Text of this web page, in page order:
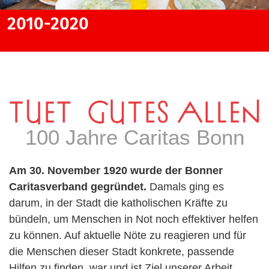
2010-2020
1950-1960
1970-1980
2000-2010
1950-1960
1970-1980
2000-2010
100 Jahre Caritas Bonn
Am 30. November 1920 wurde der Bonner
Caritasverband gegründet. Damals ging es
darum, in der Stadt die katholischen Kräfte zu
bündeln, um Menschen in Not noch effektiver helfen
zu können. Auf aktuelle Nöte zu reagieren und für
die Menschen dieser Stadt konkrete, passende